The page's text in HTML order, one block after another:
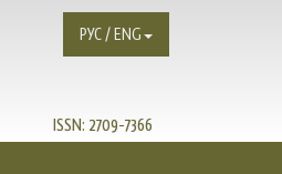
ISSN: 2709-7366
РУС / ENG